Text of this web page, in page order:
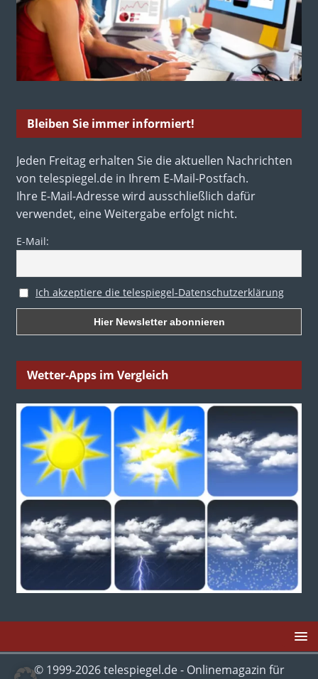
Bleiben Sie immer informiert!
Jeden Freitag erhalten Sie die aktuellen Nachrichten
von telespiegel.de in Ihrem E-Mail-Postfach.
Ihre E-Mail-Adresse wird ausschließlich dafür
verwendet, eine Weitergabe erfolgt nicht.
E-Mail:
Ich akzeptiere die telespiegel-Datenschutzerklärung
Wetter-Apps im Vergleich
© 1999-2026 telespiegel.de - Onlinemagazin für